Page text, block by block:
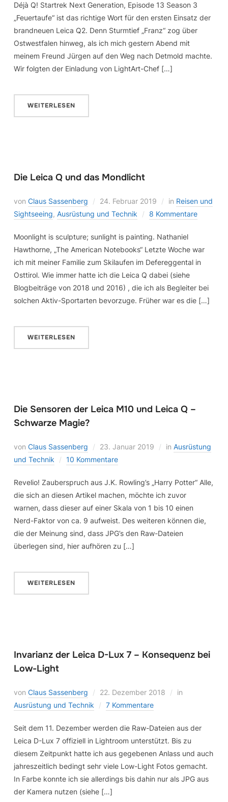
Déjà Q! Startrek Next Generation, Episode 13 Season 3
„Feuertaufe“ ist das richtige Wort für den ersten Einsatz der
brandneuen Leica Q2. Denn Sturmtief „Franz“ zog über
Ostwestfalen hinweg, als ich mich gestern Abend mit
meinem Freund Jürgen auf den Weg nach Detmold machte.
Wir folgten der Einladung von LightArt-Chef […]
WEITERLESEN
Die Leica Q und das Mondlicht
von Claus Sassenberg 24. Februar 2019 in Reisen und
Sightseeing, Ausrüstung und Technik 8 Kommentare
Moonlight is sculpture; sunlight is painting. Nathaniel
Hawthorne, „The American Notebooks“ Letzte Woche war
ich mit meiner Familie zum Skilaufen im Defereggental in
Osttirol. Wie immer hatte ich die Leica Q dabei (siehe
Blogbeiträge von 2018 und 2016) , die ich als Begleiter bei
solchen Aktiv-Sportarten bevorzuge. Früher war es die […]
WEITERLESEN
Die Sensoren der Leica M10 und Leica Q –
Schwarze Magie?
von Claus Sassenberg 23. Januar 2019 in Ausrüstung
und Technik
10 Kommentare
Revelio! Zauberspruch aus J.K. Rowling’s „Harry Potter“ Alle,
die sich an diesen Artikel machen, möchte ich zuvor
warnen, dass dieser auf einer Skala von 1 bis 10 einen
Nerd-Faktor von ca. 9 aufweist. Des weiteren können die,
die der Meinung sind, dass JPG’s den Raw-Dateien
überlegen sind, hier aufhören zu […]
WEITERLESEN
Invarianz der Leica D-Lux 7 – Konsequenz bei
Low-Light
von Claus Sassenberg 22. Dezember 2018
in
Ausrüstung und Technik
7 Kommentare
Seit dem 11. Dezember werden die Raw-Dateien aus der
Leica D-Lux 7 offiziell in Lightroom unterstützt. Bis zu
diesem Zeitpunkt hatte ich aus gegebenen Anlass und auch
jahreszeitlich bedingt sehr viele Low-Light Fotos gemacht.
In Farbe konnte ich sie allerdings bis dahin nur als JPG aus
der Kamera nutzen (siehe […]